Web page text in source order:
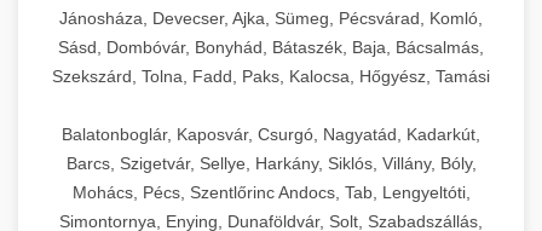
Jánosháza, Devecser, Ajka, Sümeg, Pécsvárad, Komló,
Sásd, Dombóvár, Bonyhád, Bátaszék, Baja, Bácsalmás,
Szekszárd, Tolna, Fadd, Paks, Kalocsa, Hőgyész, Tamási
Balatonboglár, Kaposvár, Csurgó, Nagyatád, Kadarkút,
Barcs, Szigetvár, Sellye, Harkány, Siklós, Villány, Bóly,
Mohács, Pécs, Szentlőrinc Andocs, Tab, Lengyeltóti,
Simontornya, Enying, Dunaföldvár, Solt, Szabadszállás,